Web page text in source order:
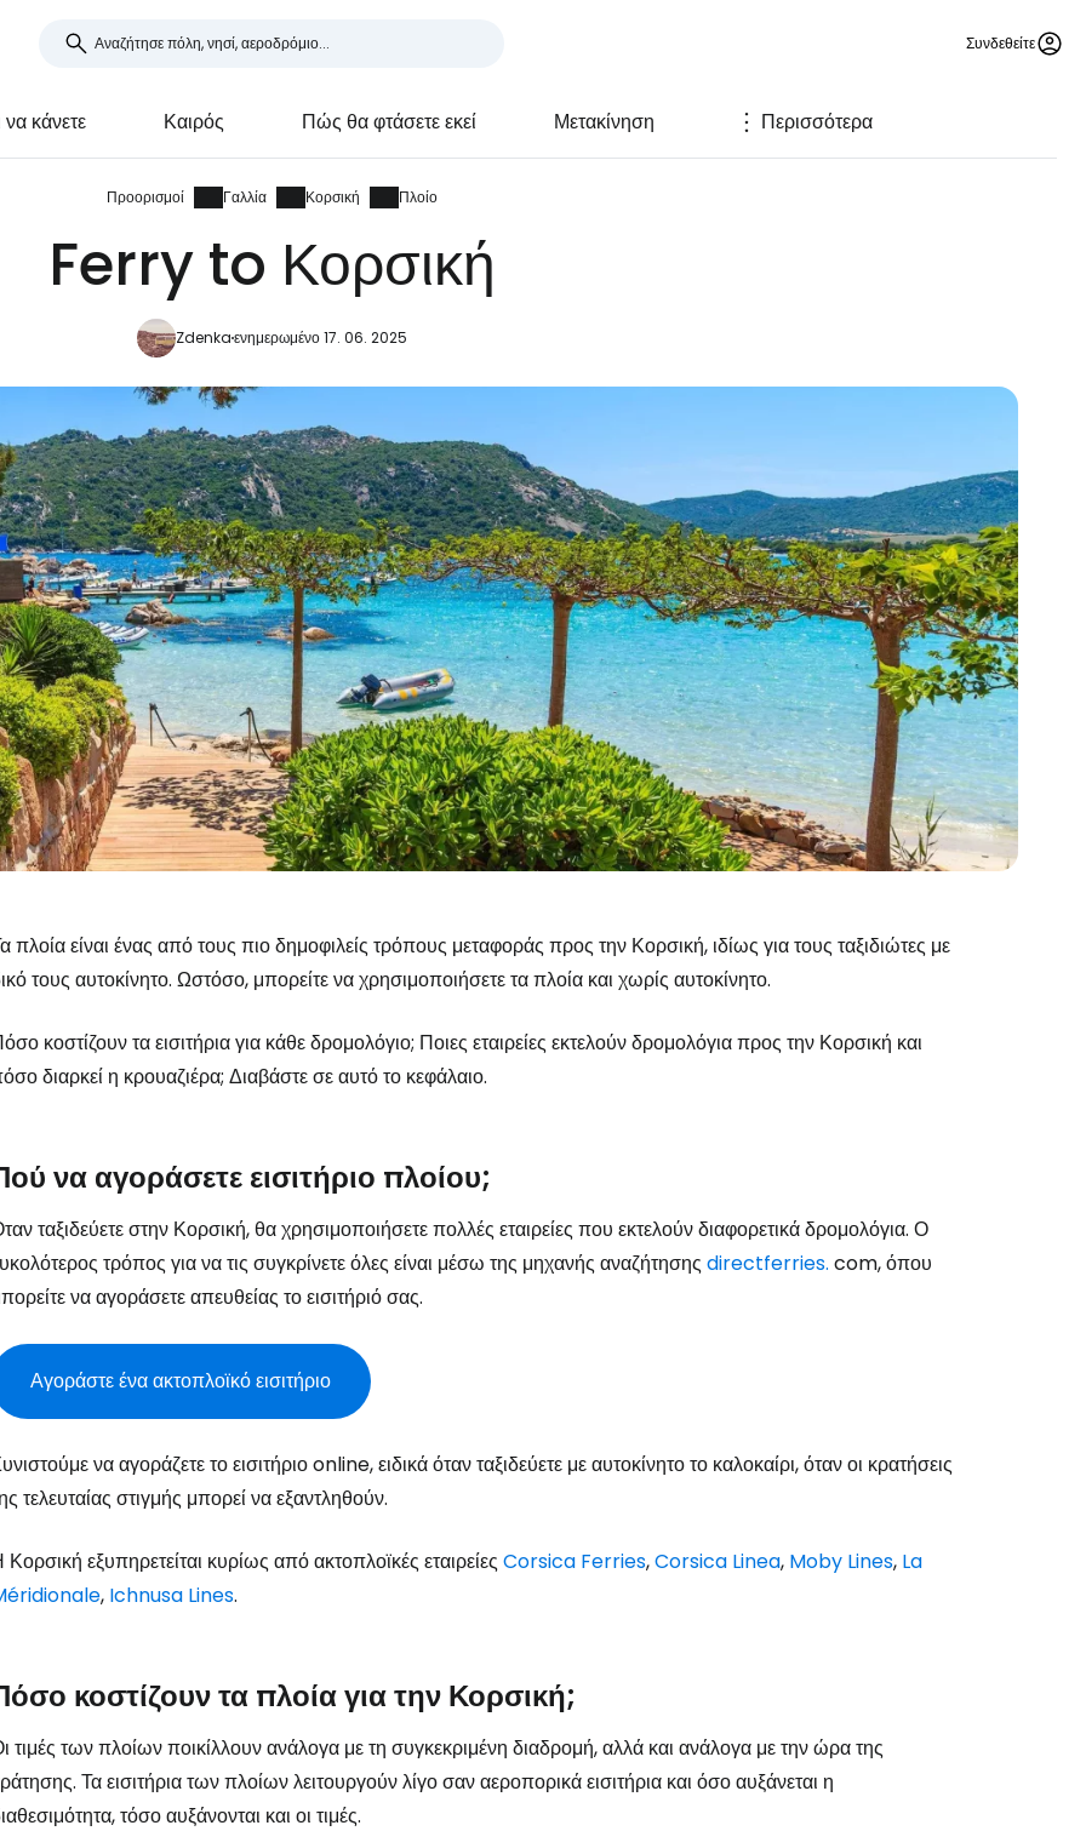
Συνδεθείτε
να κάνετε Καιρός Πώς θα φτάσετε εκεί Μετακίνηση Περισσότερα
Προορισμοί Γαλλία Κορσική Πλοίο
Ferry to Κορσική
Zdenkaενημερωμένο 17. 06. 2025
πλοία είναι ένας από τους πιο δημοφιλείς τρόπους μεταφοράς προς την Κορσική, ιδίως για τους ταξιδιώτες με
τους αυτοκίνητο. Ωστόσο, μπορείτε να χρησιμοποιήσετε τα πλοία και χωρίς αυτοκίνητο.
κοστίζουν τα εισιτήρια για κάθε δρομολόγιο; Ποιες εταιρείες εκτελούν δρομολόγια προς την Κορσική και
διαρκεί η κρουαζιέρα; Διαβάστε σε αυτό το κεφάλαιο.
να αγοράσετε εισιτήριο πλοίου;
ταξιδεύετε στην Κορσική, θα χρησιμοποιήσετε πολλές εταιρείες που εκτελούν διαφορετικά δρομολόγια. Ο
τρόπος για να τις συγκρίνετε όλες είναι μέσω της μηχανής αναζήτησης directferries. com, όπου
να αγοράσετε απευθείας το εισιτήριό σας.
Αγοράστε ένα ακτοπλοϊκό εισιτήριο
να αγοράζετε το εισιτήριο online, ειδικά όταν ταξιδεύετε με αυτοκίνητο το καλοκαίρι, όταν οι κρατήσεις
τελευταίας στιγμής μπορεί να εξαντληθούν.
Κορσική εξυπηρετείται κυρίως από ακτοπλοϊκές εταιρείες Corsica Ferries,Corsica Linea, Moby Lines, La
, Ichnusa Lines.
κοστίζουν τα πλοία για την Κορσική;
τιμές των πλοίων ποικίλλουν ανάλογα με τη συγκεκριμένη διαδρομή, αλλά και ανάλογα με την ώρα της
Τα εισιτήρια των πλοίων λειτουργούν λίγο σαν αεροπορικά εισιτήρια και όσο αυξάνεται η
τόσο αυξάνονται και οι τιμές.